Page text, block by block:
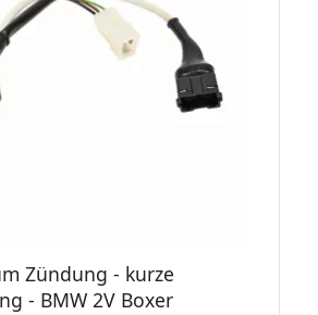
Zündung - kurze
- BMW 2V Boxer